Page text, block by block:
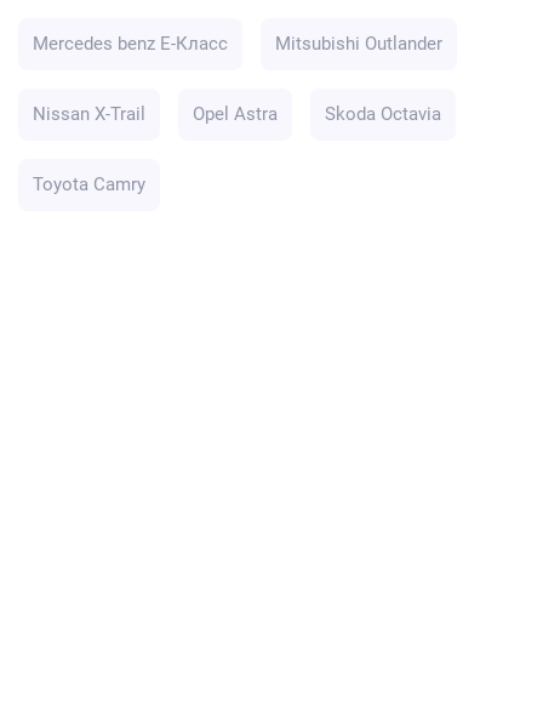
Mercedes benz E-Класс Mitsubishi Outlander
Nissan X-Trail Opel Astra Skoda Octavia
Toyota Camry